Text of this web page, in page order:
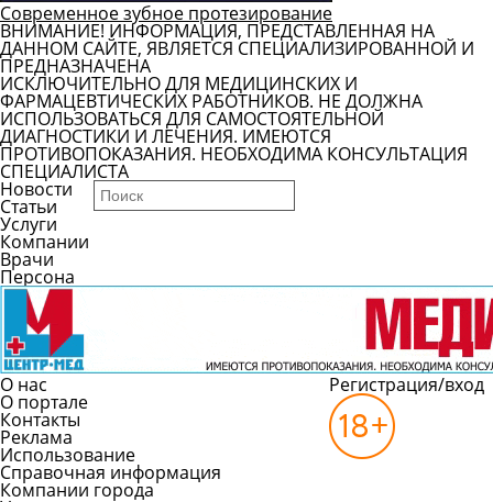
Современное зубное протезирование
ВНИМАНИЕ! ИНФОРМАЦИЯ, ПРЕДСТАВЛЕННАЯ НА
ДАННОМ САЙТЕ, ЯВЛЯЕТСЯ СПЕЦИАЛИЗИРОВАННОЙ И
ПРЕДНАЗНАЧЕНА
ИСКЛЮЧИТЕЛЬНО ДЛЯ МЕДИЦИНСКИХ И
ФАРМАЦЕВТИЧЕСКИХ РАБОТНИКОВ. НЕ ДОЛЖНА
ИСПОЛЬЗОВАТЬСЯ ДЛЯ САМОСТОЯТЕЛЬНОЙ
ДИАГНОСТИКИ И ЛЕЧЕНИЯ. ИМЕЮТСЯ
ПРОТИВОПОКАЗАНИЯ. НЕОБХОДИМА КОНСУЛЬТАЦИЯ
СПЕЦИАЛИСТА
Новости
Статьи
Услуги
Компании
Врачи
Персона
О нас
О портале
Контакты
Реклама
Использование
Справочная информация
Компании города
Регистрация/вход